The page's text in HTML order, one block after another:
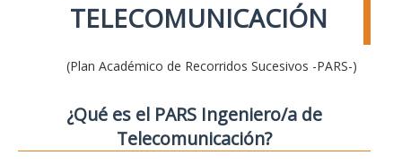
TELECOMUNICACIÓN
(Plan Académico de Recorridos Sucesivos -PARS-)
¿Qué es el PARS Ingeniero/a de
Telecomunicación?